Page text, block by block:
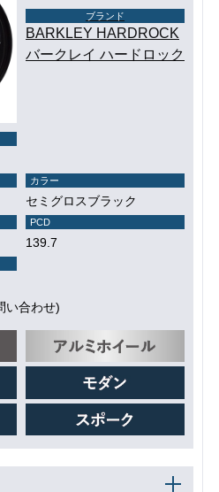
ブランド
BARKLEY HARDROCK
バークレイ ハードロック
カラー
セミグロスブラック
PCD
139.7
い合わせ)